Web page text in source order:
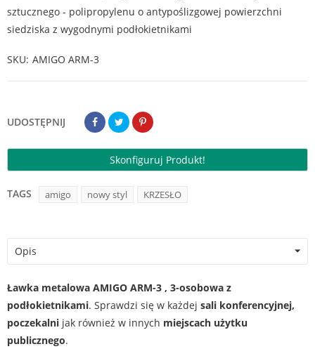
sztucznego - polipropylenu o antypoślizgowej powierzchni
siedziska z wygodnymi podłokietnikami
SKU AMIGO ARM-3
UDOSTĘPNIJ
Skonfiguruj Produkt!
TAGS amigo nowy styl KRZESŁO
Opis
Ławka metalowa AMIGO ARM-3 , 3-osobowa z
podłokietnikami. Sprawdzi się w każdej sali konferencyjnej,
poczekalni jak również w innych miejscach użytku
publicznego.